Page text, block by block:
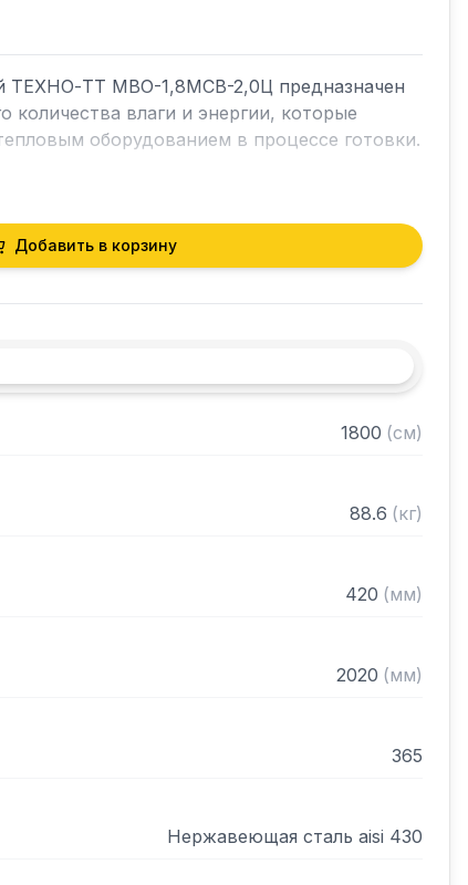
ТЕХНО-ТТ МВО-1,8МСВ-2,0Ц предназначен
количества влаги и энергии, которые
оборудованием в процессе готовки.
оседали бы на предметах мебели и кухонной
формирует микроклимат в помещении
цеха.
AISI 430 толщиной 0,8мм
Добавить в корзину
1800 (см)
88.6 (кг)
420 (мм)
2020 (мм)
365
Нержавеющая сталь aisi 430